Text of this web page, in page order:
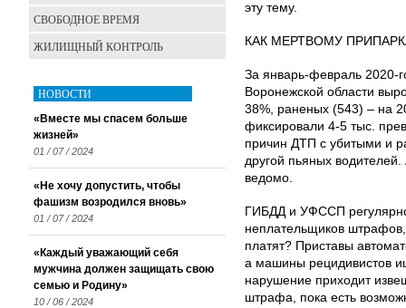
эту тему.
КАК МЕРТВОМУ
За январь-февраль 2020-
Воронежской области
38%, раненых (543) – на
фиксировали 4-5 тыс.
причин ДТП с убитыми и
другой пьяных
ведомо.
ГИБДД и УФССП
неплательщиков
платят? Приставы
а машины рецидивистов
нарушение приходит
штрафа, пока есть
СВОБОДНОЕ ВРЕМЯ
ЖИЛИЩНЫЙ КОНТРОЛЬ
НОВОСТИ
«Вместе мы спасем больше
жизней»
01 / 07 / 2024
«Не хочу допустить, чтобы
фашизм возродился вновь»
01 / 07 / 2024
«Каждый уважающий себя
мужчина должен защищать свою
семью и Родину»
10 / 06 / 2024